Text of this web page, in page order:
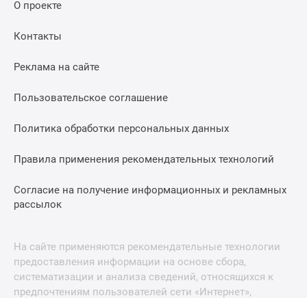
О проекте
Контакты
Реклама на сайте
Пользовательское соглашение
Политика обработки персональных данных
Правила применения рекомендательных технологий
Согласие на получение информационных и рекламных
рассылок
На сайте применяются рекомендательные технологии
предоставления информации на основе сбора,
систематизации и анализа сведений, относящихся к
предпочтениям пользователей сети «Интернет»,